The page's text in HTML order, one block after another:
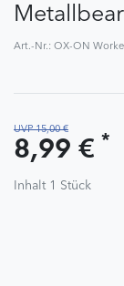
Art.-Nr.: OX-ON
UVP 15,00 €
8,99 € *
Inhalt 1 Stück